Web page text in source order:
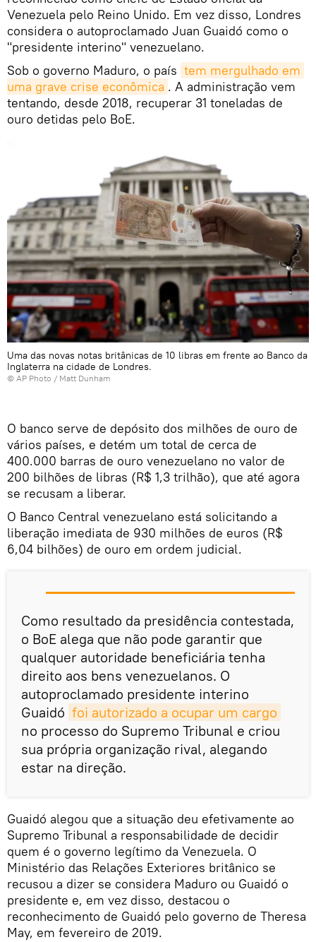
Venezuela pelo Reino Unido. Em vez disso, Londres
considera o autoproclamado Juan Guaidó como o
"presidente interino" venezuelano.
Sob o governo Maduro, o país tem mergulhado em
uma grave crise econômica . A administração vem
tentando, desde 2018, recuperar 31 toneladas de
ouro detidas pelo BoE.
Uma das novas notas britânicas de 10 libras em frente ao Banco da
Inglaterra na cidade de Londres.
© AP Photo / Matt Dunham
O banco serve de depósito dos milhões de ouro de
vários países, e detém um total de cerca de
400.000 barras de ouro venezuelano no valor de
200 bilhões de libras (R$ 1,3 trilhão), que até agora
se recusam a liberar.
O Banco Central venezuelano está solicitando a
liberação imediata de 930 milhões de euros (R$
6,04 bilhões) de ouro em ordem judicial.
Como resultado da presidência contestada,
o BoE alega que não pode garantir que
qualquer autoridade beneficiária tenha
direito aos bens venezuelanos. O
autoproclamado presidente interino
Guaidó foi autorizado a ocupar um cargo
no processo do Supremo Tribunal e criou
sua própria organização rival, alegando
estar na direção.
Guaidó alegou que a situação deu efetivamente ao
Supremo Tribunal a responsabilidade de decidir
quem é o governo legítimo da Venezuela. O
Ministério das Relações Exteriores britânico se
recusou a dizer se considera Maduro ou Guaidó o
presidente e, em vez disso, destacou o
reconhecimento de Guaidó pelo governo de Theresa
May, em fevereiro de 2019.